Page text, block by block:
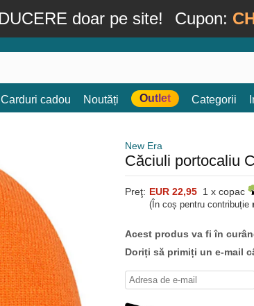
doar pe site! Cupon:
Carduri cadou Noutăți Outlet Categorii
New Era
Căciuli portocaliu
Preţ: EUR 22,95 1 x copac
(În coș pentru contribuție
Acest produs va fi în
Doriți să primiți un e-mail